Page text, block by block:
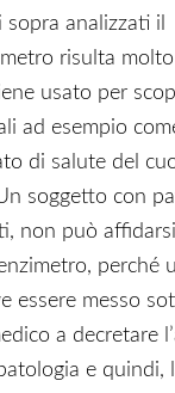
analizzati il
risulta
usato per
ad esempio
di salute del
soggetto con
non può
perché
essere messo
a decretare
e quindi,